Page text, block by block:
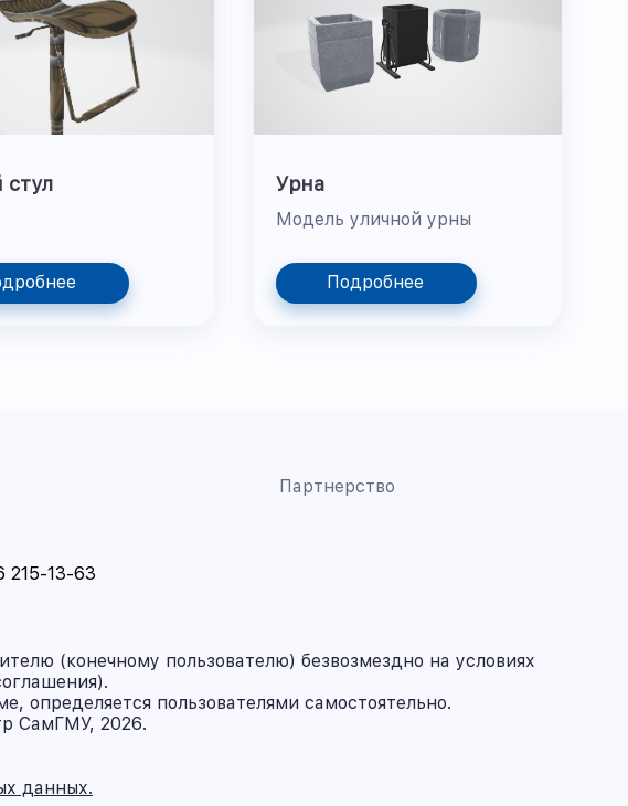
стул Урна
Модель уличной урны
Подробнее
Партнерство
215-13-63
(конечному пользователю) безвозмездно на условиях
определяется пользователями самостоятельно.
СамГМУ, 2026.
данных.